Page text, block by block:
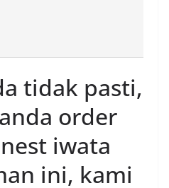
tidak pasti,
order
iwata
ini, kami